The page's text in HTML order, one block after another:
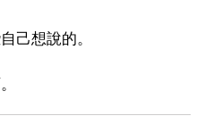
己想說的。